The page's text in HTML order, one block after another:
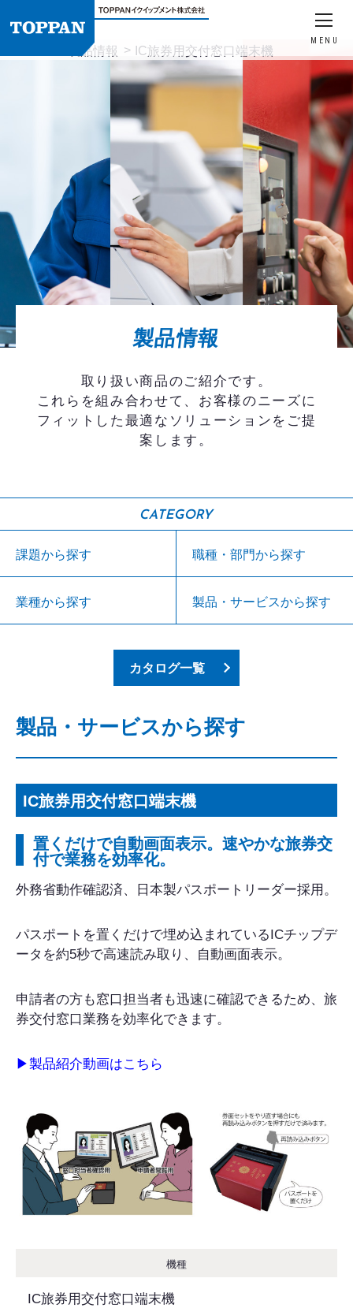
MENU
製品情報 IC旅券用交付窓口端末機
製品情報
取り扱い商品のご紹介です。
これらを組み合わせて、お客様のニーズに
フィットした最適なソリューションをご提
案します。
CATEGORY
課題から探す 職種・部門から探す
業種から探す 製品・サービスから探す
カタログ一覧
製品・サービスから探す
IC旅券用交付窓口端末機
置くだけで自動画面表示。速やかな旅券交
付で業務を効率化。
外務省動作確認済、日本製パスポートリーダー採用。
パスポートを置くだけで埋め込まれているICチップデ
ータを約5秒で高速読み取り、自動画面表示。
申請者の方も窓口担当者も迅速に確認できるため、旅
券交付窓口業務を効率化できます。
▶︎製品紹介動画はこちら
機種
IC旅券用交付窓口端末機